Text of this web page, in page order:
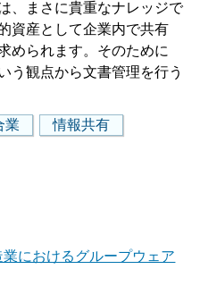
、まさに貴重なナレッジで
資産として企業内で共有
められます。そのために
う観点から文書管理を行う
業
情報共有
におけるグループウェア